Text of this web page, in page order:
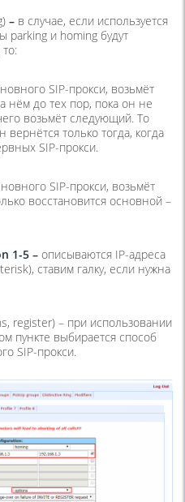
– в случае, если используется
parking и homing будут
SIP-прокси, возьмёт
нём до тех пор, пока он не
возьмёт следующий. То
только тогда, когда
SIP-прокси.
SIP-прокси, возьмёт
восстановится основной –
1-5 – описываются IP-адреса
ставим галку, если нужна
register) – при использовании
пункте выбирается способ
SIP-прокси.